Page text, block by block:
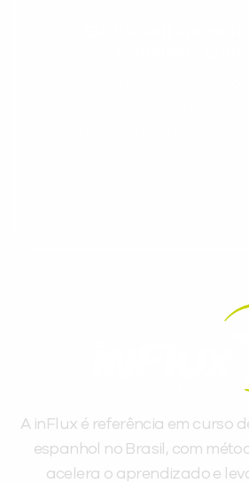
A inFlux é referência em curso
espanhol no Brasil, com
acelera o aprendizado e